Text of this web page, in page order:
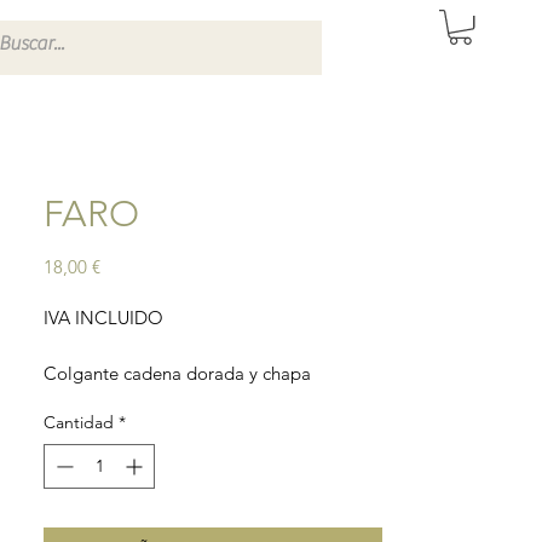
DE SEVILLA
FARO
18,00 €Precio
IVA INCLUIDO
Colgante cadena dorada y chapa
Material cadena: latón bañado en cobre y
bronce.
Cantidad *